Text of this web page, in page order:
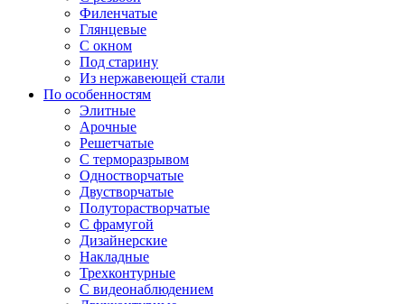
Филенчатые
Глянцевые
С окном
Под старину
Из нержавеющей стали
По особенностям
Элитные
Арочные
Решетчатые
С терморазрывом
Одностворчатые
Двустворчатые
Полуторастворчатые
С фрамугой
Дизайнерские
Накладные
Трехконтурные
С видеонаблюдением